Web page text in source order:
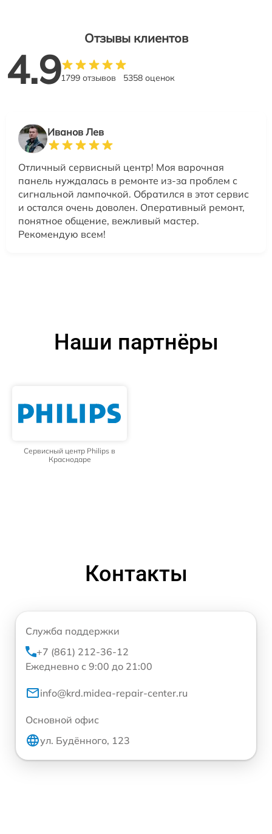
Отзывы клиентов
4.91799 отзывов 5358 оценок
Иванов Лев
Отличный сервисный центр! Моя варочная
панель нуждалась в ремонте из-за проблем с
сигнальной лампочкой. Обратился в этот сервис
и остался очень доволен. Оперативный ремонт,
понятное общение, вежливый мастер.
Рекомендую всем!
Наши партнёры
Сервисный центр Philips в
Краснодаре
Контакты
Служба поддержки
+7 (861) 212-36-12
Ежедневно с 9:00 до 21:00
info@krd.midea-repair-center.ru
Основной офис
ул. Будённого, 123